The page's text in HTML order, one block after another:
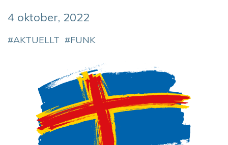
4 oktober, 2022
AKTUELLT FUNK